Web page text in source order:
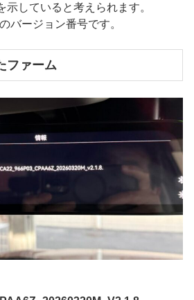
示していると考えられます。
バージョン番号です。
ファーム